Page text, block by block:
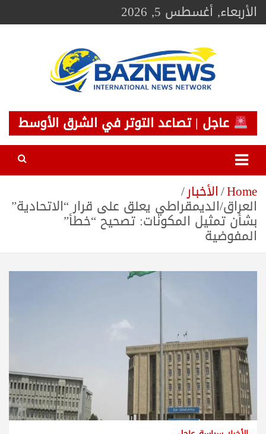
Skip
toالأربعاء, أغسطس 5, 2026
BAZNEWS
شبكة باز الإخبارية
عاجل | تصاعد التوتر في الشرق الأوسط
Home الأخبار
العراق/الديمقراطي يعلق على قرار “الاتحادية”
بشأن تمثيل المكونات: تصحيح “خطأ”
المفوضية